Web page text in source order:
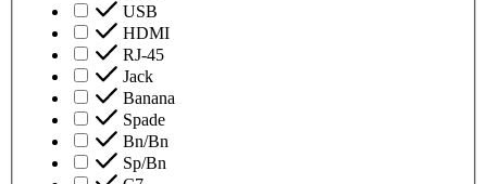
USB
HDMI
RJ-45
Jack
Banana
Spade
Bn/Bn
Sp/Bn